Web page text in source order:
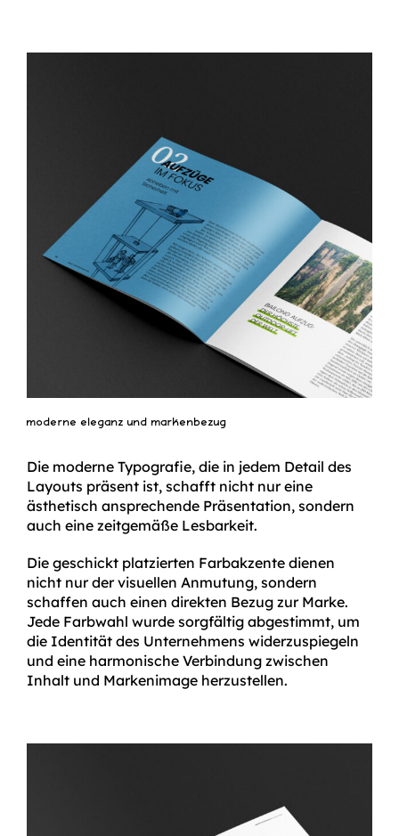
moderne eleganz und markenbezug
Die moderne Typografie, die in jedem Detail des
Layouts präsent ist, schafft nicht nur eine
ästhetisch ansprechende Präsentation, sondern
auch eine zeitgemäße Lesbarkeit.
Die geschickt platzierten Farbakzente dienen
nicht nur der visuellen Anmutung, sondern
schaffen auch einen direkten Bezug zur Marke.
Jede Farbwahl wurde sorgfältig abgestimmt, um
die Identität des Unternehmens widerzuspiegeln
und eine harmonische Verbindung zwischen
Inhalt und Markenimage herzustellen.